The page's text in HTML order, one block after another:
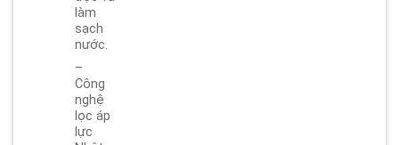
làm
sạch
nước.
–
Công
nghệ
lọc áp
lực